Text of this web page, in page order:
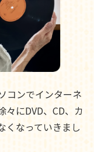
コンでインターネ
々にDVD、CD、カ
くなっていきまし